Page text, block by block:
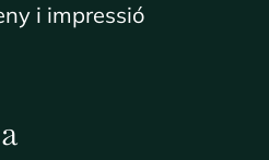
i impressió